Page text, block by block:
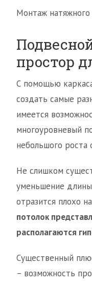
Монтаж натяжного
простор
С помощью
создать самые
имеется
многоуровневый
небольшого роста
Не слишком
уменьшение длины
отразится плохо
потолок
располагаются
Существенный
– возможность